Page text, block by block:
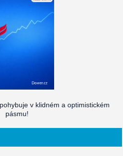
v klidném a optimistickém
pásmu!